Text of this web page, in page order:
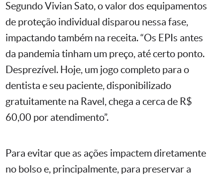
Segundo Vivian Sato, o valor dos equipamentos
de proteção individual disparou nessa fase,
impactando também na receita. “Os EPIs antes
da pandemia tinham um preço, até certo ponto.
Desprezível. Hoje, um jogo completo para o
dentista e seu paciente, disponibilizado
gratuitamente na Ravel, chega a cerca de R$
60,00 por atendimento”.
Para evitar que as ações impactem diretamente
no bolso e, principalmente, para preservar a